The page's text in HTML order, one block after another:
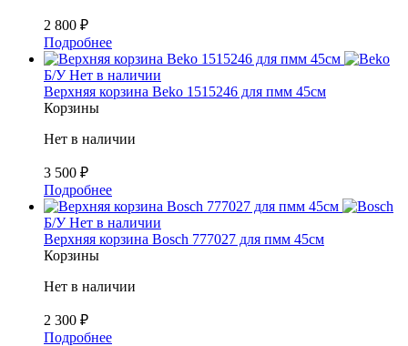
2 800 ₽
Подробнее
Б/У Нет в наличии
Верхняя корзина Beko 1515246 для пмм 45см
Корзины
Нет в наличии
3 500 ₽
Подробнее
Б/У Нет в наличии
Верхняя корзина Bosch 777027 для пмм 45см
Корзины
Нет в наличии
2 300 ₽
Подробнее